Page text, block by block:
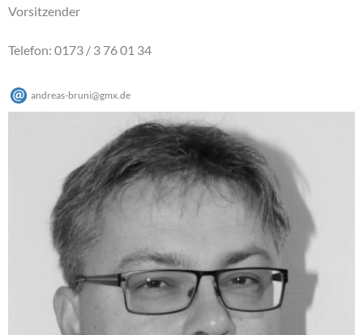
Vorsitzender
Telefon: 0173 / 3 76 01 34
andreas-bruni@gmx de